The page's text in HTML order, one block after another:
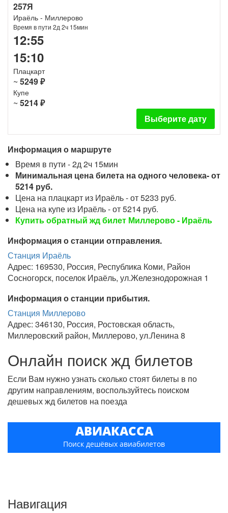
257Я
Ираёль - Миллерово
Время в пути 2д 2ч 15мин
12:55
15:10
Плацкарт
~ 5249 ₽
Купе
~ 5214 ₽
Выберите дату
Информация о маршруте
Время в пути - 2д 2ч 15мин
Минимальная цена билета на одного человека- от
5214 руб.
Цена на плацкарт из Ираёль - от 5233 руб.
Цена на купе из Ираёль - от 5214 руб.
Купить обратный жд билет Миллерово - Ираёль
Информация о станции отправления.
Станция Ираёль
Адрес: 169530, Россия, Республика Коми, Район
Сосногорск, поселок Ираёль, ул.Железнодорожная 1
Информация о станции прибытия.
Станция Миллерово
Адрес: 346130, Россия, Ростовская область,
Миллеровский район, Миллерово, ул.Ленина 8
Онлайн поиск жд билетов
Если Вам нужно узнать сколько стоят билеты в по
другим направлениям, воспользуйтесь поиском
дешевых жд билетов на поезда
АВИАКАССА
Поиск дешёвых авиабилетов
Навигация